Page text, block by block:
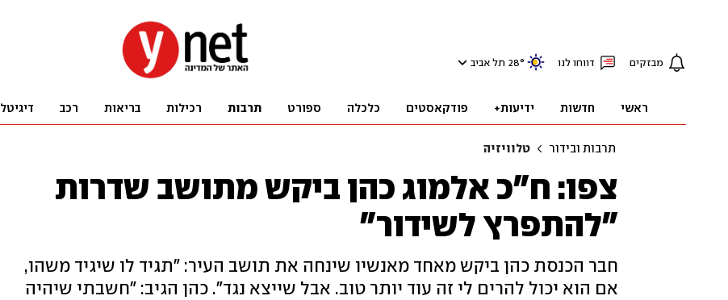
מבזקים דווחו לנו 28° תל אביב
ראשי חדשות ידיעות+ פודקאסטים כלכלה ספורט תרבות רכילות בריאות רכב דיגיטל
תרבות ובידור טלוויזיה
צפו: ח"כ אלמוג כהן ביקש מתושב שדרות
"להתפרץ לשידור"
חבר הכנסת כהן ביקש מאחד מאנשיו שינחה את תושב העיר: "תגיד לו שיגיד משהו,
אם הוא יכול להרים לי זה עוד יותר טוב. אבל שייצא נגד". כהן הגיב: "חשבתי שיהיה